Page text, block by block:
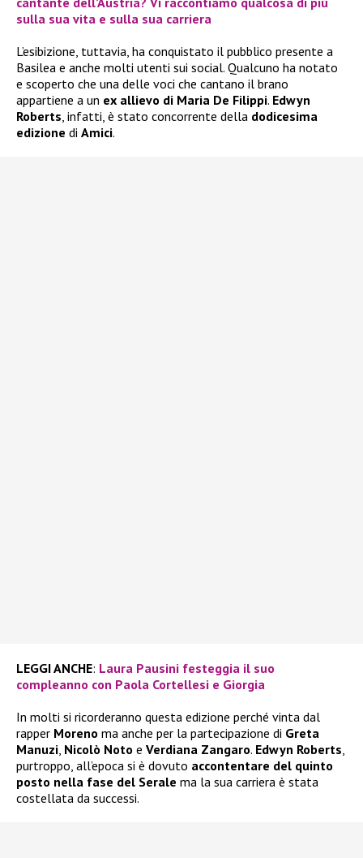
sulla sua vita e sulla sua carriera
L’esibizione, tuttavia, ha conquistato il pubblico presente a
Basilea e anche molti utenti sui social. Qualcuno ha notato
e scoperto che una delle voci che cantano il brano
appartiene a un ex allievo di Maria De Filippi. Edwyn
Roberts , infatti, è stato concorrente della dodicesima
edizione di Amici.
LEGGI ANCHE: Laura Pausini festeggia il suo
compleanno con Paola Cortellesi e Giorgia
In molti si ricorderanno questa edizione perché vinta dal
rapper Moreno ma anche per la partecipazione di Greta
Manuzi Nicolò Noto e Verdiana Zangaro. Edwyn Roberts
purtroppo, all’epoca si è dovuto accontentare del quinto
posto nella fase del Serale ma la sua carriera è stata
costellata da successi.